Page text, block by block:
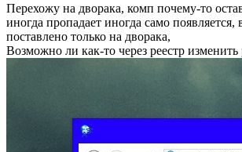
Перехожу на дворака, комп почему-то
иногда пропадает иногда само появляется,
поставлено только на дворака,
Возможно ли как-то через реестр изменить